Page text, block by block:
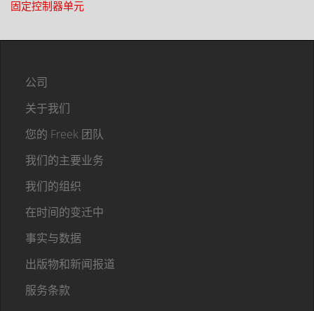
固定控制器单元
公司
关于我们
您的 Freek 团队
我们的主要业务
我们的组织
在时间的变迁中
事实与数据
出版物和新闻报道
服务条款